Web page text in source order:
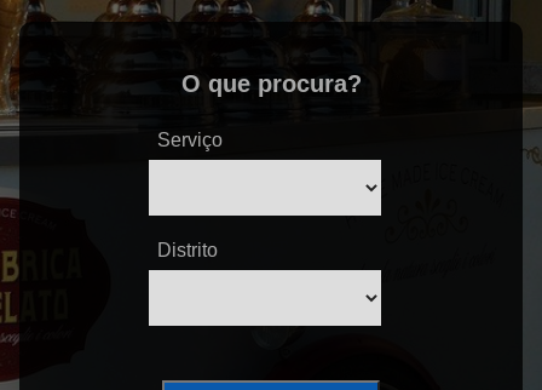
O que procura?
Serviço
Distrito